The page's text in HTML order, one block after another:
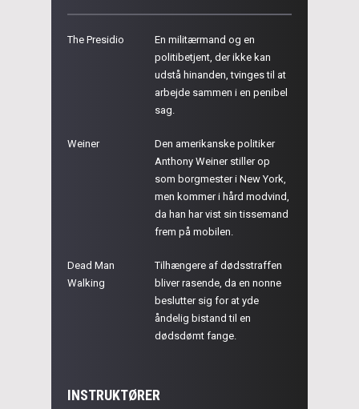
The Presidio
En militærmand og en
politibetjent, der ikke kan
udstå hinanden, tvinges til at
arbejde sammen i en penibel
sag.
Weiner
Den amerikanske politiker
Anthony Weiner stiller op
som borgmester i New York,
men kommer i hård modvind,
da han har vist sin tissemand
frem på mobilen.
Dead Man
Walking
Tilhængere af dødsstraffen
bliver rasende, da en nonne
beslutter sig for at yde
åndelig bistand til en
dødsdømt fange.
INSTRUKTØRER